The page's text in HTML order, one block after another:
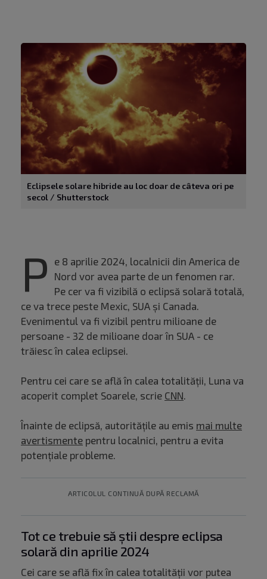
Eclipsele solare hibride au loc doar de câteva ori pe
secol / Shutterstock
P
e 8 aprilie 2024, localnicii din America de
Nord vor avea parte de un fenomen rar.
Pe cer va fi vizibilă o eclipsă solară totală,
ce va trece peste Mexic, SUA și Canada.
Evenimentul va fi vizibil pentru milioane de
persoane - 32 de milioane doar în SUA - ce
trăiesc în calea eclipsei.
Pentru cei care se află în calea totalității, Luna va
acoperit complet Soarele, scrie CNN.
Înainte de eclipsă, autoritățile au emis mai multe
avertismente pentru localnici, pentru a evita
potențiale probleme.
ARTICOLUL CONTINUĂ DUPĂ RECLAMĂ
Tot ce trebuie să știi despre eclipsa
solară din aprilie 2024
Cei care se află fix în calea totalității vor putea